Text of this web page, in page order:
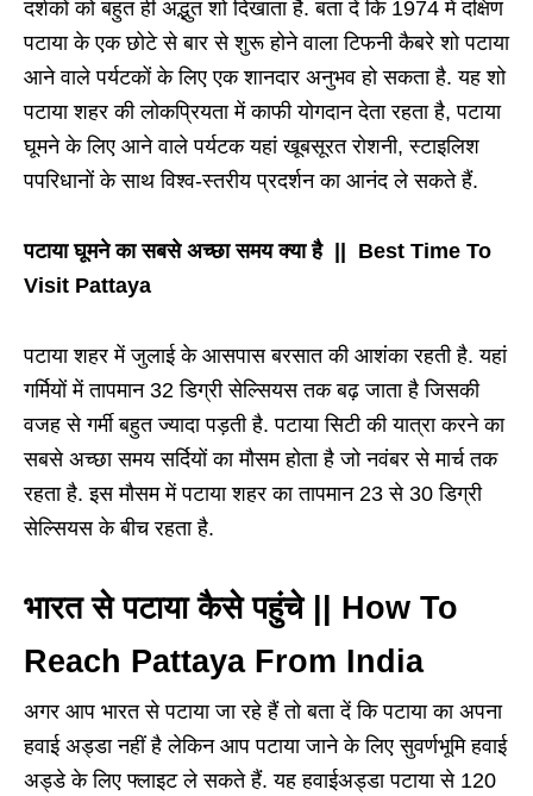
दर्शकों को बहुत ही अद्भुत शो दिखाता है. बता दें कि 1974 में दक्षिण
पटाया के एक छोटे से बार से शुरू होने वाला टिफनी कैबरे शो पटाया
आने वाले पर्यटकों के लिए एक शानदार अनुभव हो सकता है. यह शो
पटाया शहर की लोकप्रियता में काफी योगदान देता रहता है, पटाया
घूमने के लिए आने वाले पर्यटक यहां खूबसूरत रोशनी, स्टाइलिश
पपरिधानों के साथ विश्व-स्तरीय प्रदर्शन का आनंद ले सकते हैं.
पटाया घूमने का सबसे अच्छा समय क्या है || Best Time To
Visit Pattaya
पटाया शहर में जुलाई के आसपास बरसात की आशंका रहती है. यहां
गर्मियों में तापमान 32 डिग्री सेल्सियस तक बढ़ जाता है जिसकी
वजह से गर्मी बहुत ज्यादा पड़ती है. पटाया सिटी की यात्रा करने का
सबसे अच्छा समय सर्दियों का मौसम होता है जो नवंबर से मार्च तक
रहता है. इस मौसम में पटाया शहर का तापमान 23 से 30 डिग्री
सेल्सियस के बीच रहता है.
भारत से पटाया कैसे पहुंचे || How To
Reach Pattaya From India
अगर आप भारत से पटाया जा रहे हैं तो बता दें कि पटाया का अपना
हवाई अड्डा नहीं है लेकिन आप पटाया जाने के लिए सुवर्णभूमि हवाई
अड्डे के लिए फ्लाइट ले सकते हैं. यह हवाईअड्डा पटाया से 120